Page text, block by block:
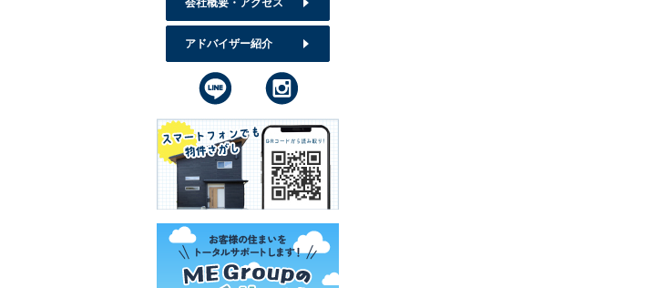
会社概要・アクセス
アドバイザー紹介